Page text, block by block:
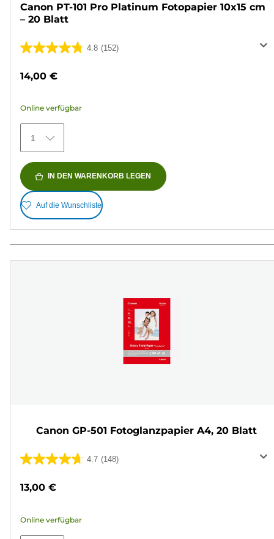
Canon PT-101 Pro Platinum Fotopapier 10x15 cm
– 20 Blatt
4.8 (152)
4.8
5
152
Bewertungen
14,00 €
Online verfügbar
1
IN DEN WARENKORB LEGEN
Auf die Wunschliste
Canon GP-501 Fotoglanzpapier A4, 20 Blatt
4.7 (148)
4.7
148
13,00 €
Online verfügbar